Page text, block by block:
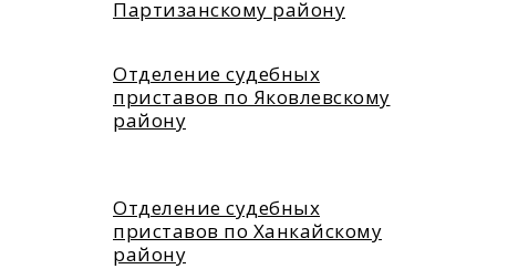
Партизанскому району
Отделение судебных
приставов по Яковлевскому
району
Отделение судебных
приставов по Ханкайскому
району